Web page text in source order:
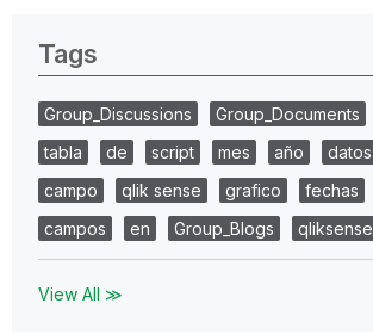
Tags
Group_Discussions Group_Documents
tabla
de script mes año datos
campo
qlik sense grafico fechas
campos
en Group_Blogs qliksense
View All ≫